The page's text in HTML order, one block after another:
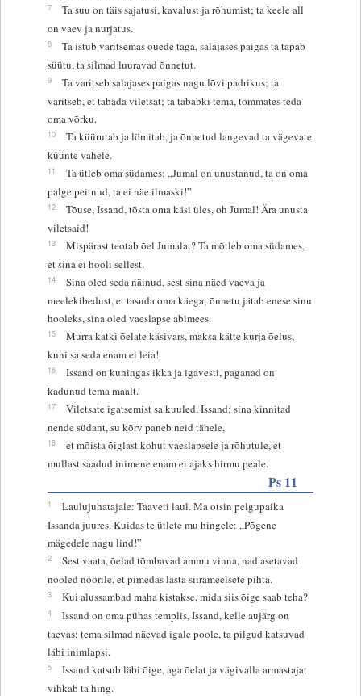
7
Ta suu on täis sajatusi, kavalust ja rõhumist; ta keele all
on vaev ja nurjatus.
8
Ta istub varitsemas õuede taga, salajases paigas ta tapab
süütu, ta silmad luuravad õnnetut.
9
Ta varitseb salajases paigas nagu lõvi padrikus; ta
varitseb, et tabada viletsat; ta tababki tema, tõmmates teda
oma võrku.
10
Ta küürutab ja lömitab, ja õnnetud langevad ta vägevate
küünte vahele.
11
Ta ütleb oma südames: „Jumal on unustanud, ta on oma
palge peitnud, ta ei näe ilmaski!”
12
Tõuse, Issand, tõsta oma käsi üles, oh Jumal! Ära unusta
viletsaid!
13
Mispärast teotab õel Jumalat? Ta mõtleb oma südames,
et sina ei hooli sellest.
14
Sina oled seda näinud, sest sina näed vaeva ja
meelekibedust, et tasuda oma käega; õnnetu jätab enese sinu
hooleks, sina oled vaeslapse abimees.
15
Murra katki õelate käsivars, maksa kätte kurja õelus,
kuni sa seda enam ei leia!
16
Issand on kuningas ikka ja igavesti, paganad on
kadunud tema maalt.
17
Viletsate igatsemist sa kuuled, Issand; sina kinnitad
nende südant, su kõrv paneb neid tähele,
18
et mõista õiglast kohut vaeslapsele ja rõhutule, et
mullast saadud inimene enam ei ajaks hirmu peale.
Ps 11
1
Laulujuhatajale: Taaveti laul. Ma otsin pelgupaika
Issanda juures. Kuidas te ütlete mu hingele: „Põgene
mägedele nagu lind!”
2
Sest vaata, õelad tõmbavad ammu vinna, nad asetavad
nooled nöörile, et pimedas lasta siirameelsete pihta.
3 Kui alussambad maha kistakse, mida siis õige saab teha?
4
Issand on oma pühas templis, Issand, kelle aujärg on
taevas; tema silmad näevad igale poole, ta pilgud katsuvad
läbi inimlapsi.
5
Issand katsub läbi õige, aga õelat ja vägivalla armastajat
vihkab ta hing.